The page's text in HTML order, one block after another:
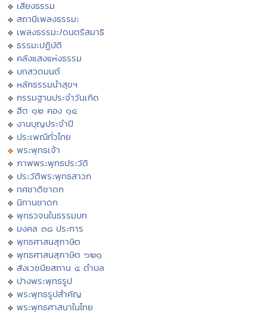
เสียงธรรม
สถานีเพลงธรรมะ
เพลงธรรมะ/ดนตรีสมาธิ
ธรรมะปฏิบัติ
คลังแสงแห่งธรรม
บทสวดมนต์
หลักธรรมนำสุขฯ
กรรมฐานประจำวันเกิด
ฮีต ๑๒ คอง ๑๔
งานบุญประจำปี
ประเพณีทั่วไทย
พระพุทธเจ้า
ภาพพระพุทธประวัติ
ประวัติพระพุทธสาวก
ทศชาติชาดก
นิทานชาดก
พุทธวจนในธรรมบท
มงคล ๓๘ ประการ
พุทธศาสนสุภาษิต
พุทธศาสนสุภาษิต ๖๒๑
สังเวชนียสถาน ๔ ตำบล
ปางพระพุทธรูป
พระพุทธรูปสำคัญ
พระพุทธศาสนาในไทย